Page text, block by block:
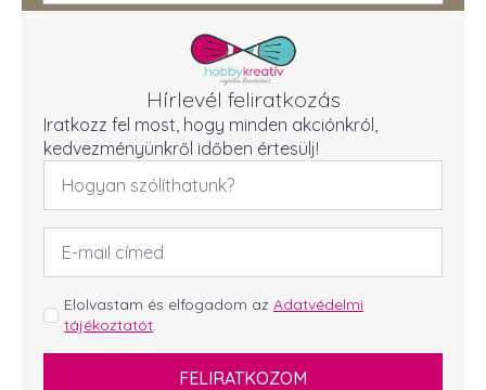
Hírlevél feliratkozás
Iratkozz fel most, hogy minden akciónkról,
kedvezményünkről időben értesülj!
Név
Email
cím
GDPR
*
Elolvastam és elfogadom az Adatvédelmi
tájékoztatót.
FELIRATKOZOM